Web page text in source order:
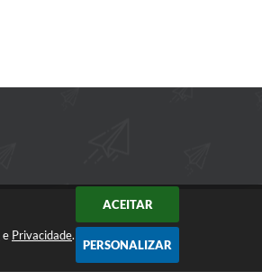
e Privacidade.
ACEITAR
PERSONALIZAR